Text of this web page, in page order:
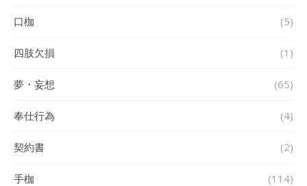
口枷 (5)
四肢欠損 (1)
夢・妄想 (65)
奉仕行為 (4)
契約書 (2)
手枷 (114)